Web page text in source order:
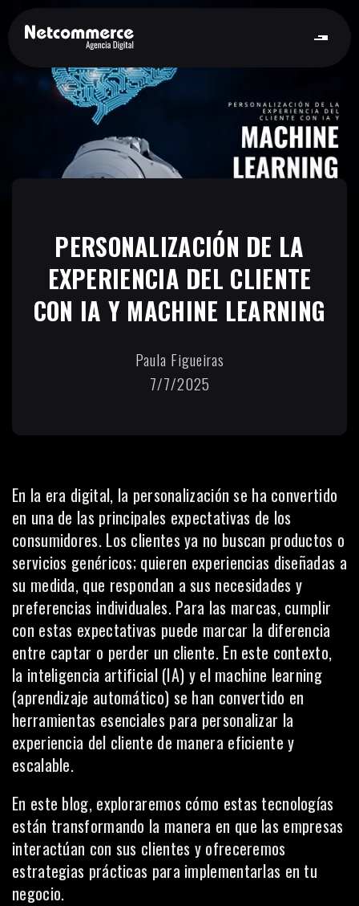
PERSONALIZACIÓN DE LA
EXPERIENCIA DEL CLIENTE
CON IA Y MACHINE LEARNING
Paula Figueiras
7/7/2025
En la era digital, la personalización se ha convertido
en una de las principales expectativas de los
consumidores. Los clientes ya no buscan productos o
servicios genéricos; quieren experiencias diseñadas a
su medida, que respondan a sus necesidades y
preferencias individuales. Para las marcas, cumplir
con estas expectativas puede marcar la diferencia
entre captar o perder un cliente. En este contexto,
la inteligencia artificial(IA) y el machine learning
(aprendizaje automático) se han convertido en
herramientas esenciales para personalizar la
experiencia del cliente de manera eficiente y
escalable.
En este blog, exploraremos cómo estas tecnologías
están transformando la manera en que las empresas
interactúan con sus clientes y ofreceremos
estrategias prácticas para implementarlas en tu
negocio.